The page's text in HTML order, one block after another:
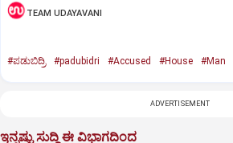
TEAM UDAYAVANI
#ಪಡುಬಿದ್ರಿ #padubidri #Accused #House #Man
ADVERTISEMENT
ಇನ್ನಷ್ಟು ಸುದ್ದಿ ಈ ವಿಭಾಗದಿಂದ